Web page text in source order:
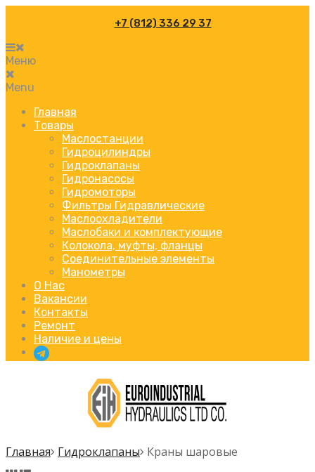
+7 (812) 336 29 37
Меню
Menu
Главная
Товары
Маслостанции
Гидроцилиндры
Гидроклапаны
Гидронасосы
Гидромоторы
Фильтры Гидравлические
Маслоохладители
Маслобаки и комплектующие
Колокола, муфты, фланцы
Соединительные элементы
Манометры
О Нас
Вакансии
Контакты
Ремонт
Наличие и цены
Главная Гидроклапаны Краны шаровые